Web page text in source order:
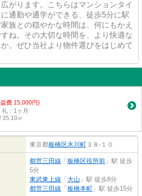
がります。こちらはマンションタイ
通勤や通学ができる、徒歩5分に駅
族との穏やかな時間は、何にもかえ
ね。その大切な時間を、より快適な
。ぜひ当社より物件選びをはじめて
費 15,000円)
：1ヶ月
35.10㎡
東京都板橋区氷川町 ３８-１０
都営三田線 「 板橋区役所前 」駅 徒歩
5分
東武東上線 「 大山 」駅 徒歩8分
都営三田線 「 板橋本町 」駅 徒歩15分